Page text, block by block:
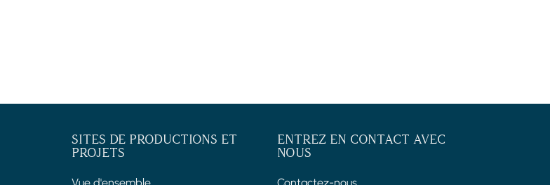
SITES DE PRODUCTIONS ET
PROJETS
ENTREZ EN CONTACT AVEC
NOUS